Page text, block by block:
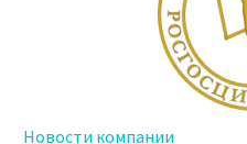
Новости компании